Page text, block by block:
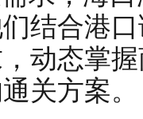
结合港
动态掌
关方案。